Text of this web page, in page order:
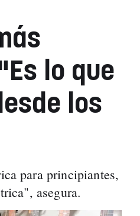
lo que
los
para principiantes,
asegura.